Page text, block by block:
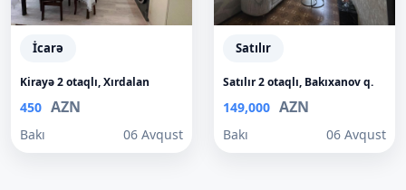
İcarə
Kirayə 2 otaqlı, Xırdalan
450 AZN
Bakı 06 Avqust
Satılır
Satılır 2 otaqlı, Bakıxanov q.
149,000 AZN
Bakı 06 Avqust